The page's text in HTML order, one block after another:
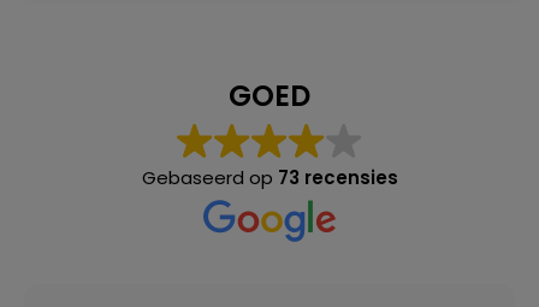
GOED
Gebaseerd op 73 recensies